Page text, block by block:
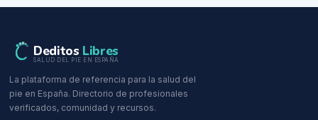
Deditos Libres
SALUD DEL PIE EN ESPAÑA
La plataforma de referencia para la salud del
pie en España. Directorio de profesionales
verificados, comunidad y recursos.